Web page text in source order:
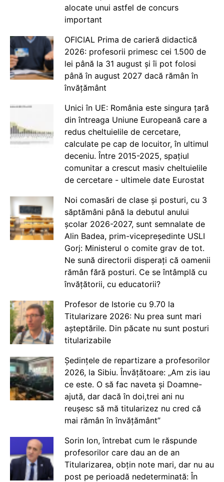
alocate unui astfel de concurs
important
OFICIAL Prima de carieră didactică
2026: profesorii primesc cei 1.500 de
lei până la 31 august și îi pot folosi
până în august 2027 dacă rămân în
învățământ
Unici în UE: România este singura țară
din întreaga Uniune Europeană care a
redus cheltuielile de cercetare,
calculate pe cap de locuitor, în ultimul
deceniu. Între 2015-2025, spațiul
comunitar a crescut masiv cheltuielile
de cercetare - ultimele date Eurostat
Noi comasări de clase și posturi, cu 3
săptămâni până la debutul anului
școlar 2026-2027, sunt semnalate de
Alin Badea, prim-vicepreședinte USLI
Gorj: Ministerul o comite grav de tot.
Ne sună directorii disperați că oamenii
rămân fără posturi. Ce se întâmplă cu
învățătorii, cu educatorii?
Profesor de Istorie cu 9.70 la
Titularizare 2026: Nu prea sunt mari
așteptările. Din păcate nu sunt posturi
titularizabile
Ședințele de repartizare a profesorilor
2026, la Sibiu. Învățătoare: „Am zis iau
ce este. O să fac naveta și Doamne-
ajută, dar dacă în doi,trei ani nu
reușesc să mă titularizez nu cred că
mai rămân în învățământ”
Sorin Ion, întrebat cum le răspunde
profesorilor care dau an de an
Titularizarea, obțin note mari, dar nu au
post pe perioadă nedeterminată: În